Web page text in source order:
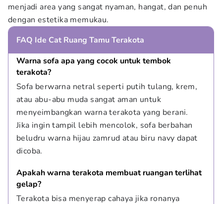
menjadi area yang sangat nyaman, hangat, dan penuh
dengan estetika memukau.
FAQ Ide Cat Ruang Tamu Terakota
Warna sofa apa yang cocok untuk tembok
terakota?
Sofa berwarna netral seperti putih tulang, krem,
atau abu-abu muda sangat aman untuk
menyeimbangkan warna terakota yang berani.
Jika ingin tampil lebih mencolok, sofa berbahan
beludru warna hijau zamrud atau biru navy dapat
dicoba.
Apakah warna terakota membuat ruangan terlihat
gelap?
Terakota bisa menyerap cahaya jika ronanya